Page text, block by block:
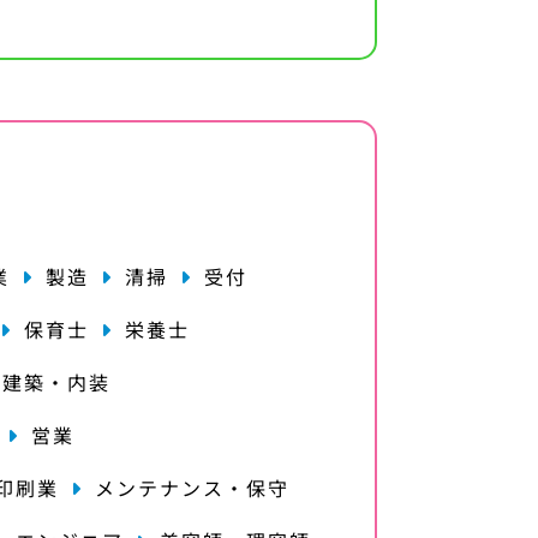
製造 清掃
受付
保育士
栄養士
築・内装
営業
刷業
メンテナンス・保守